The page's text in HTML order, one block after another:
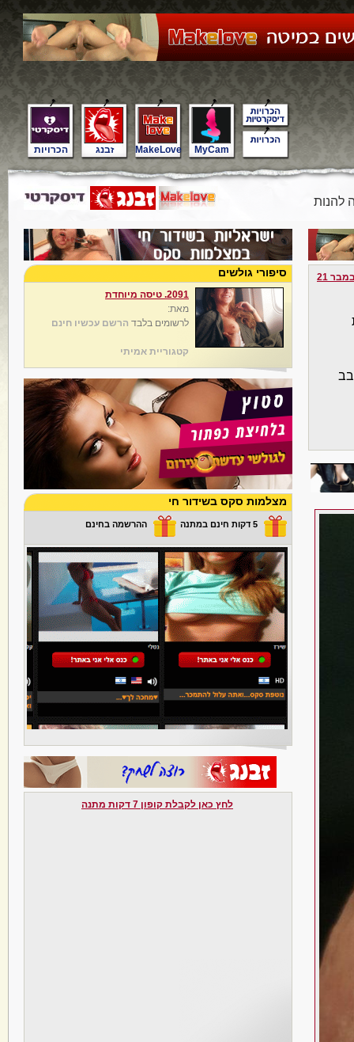
הכרויות זבנג MakeLove MyCam
להנות
21 סיפורי גולשים
2091. טיסה מיוחדת
מאת:
לרשומים בלבד הרשם עכשיו חינם
קטגוריית אמיתי
מצלמות סקס בשידור חי
5 דקות חינם במתנה ההרשמה בחינם
לחץ כאן לקבלת קופון 7 דקות מתנה